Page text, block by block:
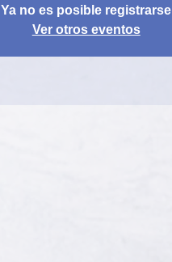
Ya no es posible registrarse
Ver otros eventos